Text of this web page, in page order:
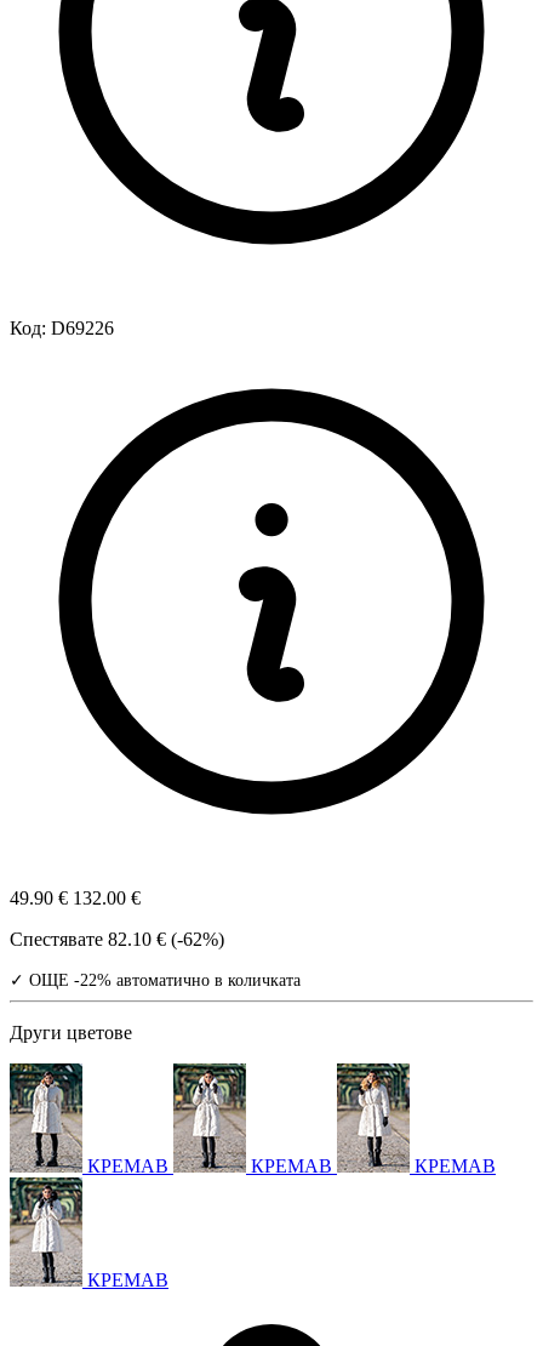
Код: D69226
49.90 € 132.00 €
Спестявате 82.10 € (-62%)
✓ ОЩЕ -22% автоматично в количката
Други цветове
КРЕМАВ КРЕМАВ КРЕМАВ
КРЕМАВ